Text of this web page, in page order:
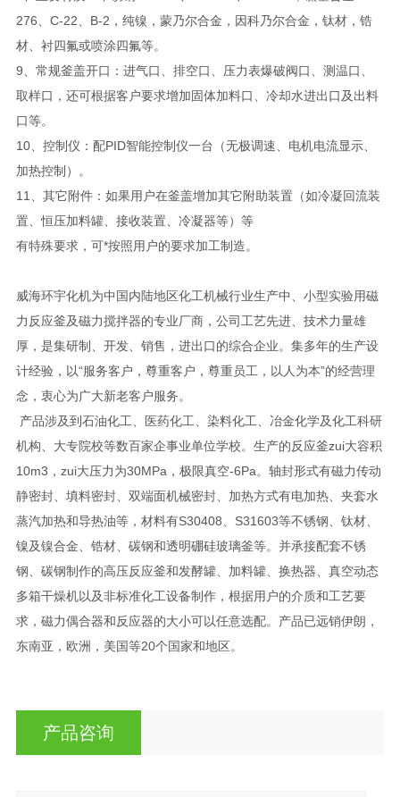
276、C-22、B-2，纯镍，蒙乃尔合金，因科乃尔合金，钛材，锆
材、衬四氟或喷涂四氟等。
9、常规釜盖开口：进气口、排空口、压力表爆破阀口、测温口、
取样口，还可根据客户要求增加固体加料口、冷却水进出口及出料
口等。
10、控制仪：配PID智能控制仪一台（无极调速、电机电流显示、
加热控制）。
11、其它附件：如果用户在釜盖增加其它附助装置（如冷凝回流装
置、恒压加料罐、接收装置、冷凝器等）等
有特殊要求，可*按照用户的要求加工制造。
威海环宇化机为中国内陆地区化工机械行业生产中、小型实验用磁
力反应釜及磁力搅拌器的专业厂商，公司工艺先进、技术力量雄
厚，是集研制、开发、销售，进出口的综合企业。集多年的生产设
计经验，以“服务客户，尊重客户，尊重员工，以人为本”的经营理
念，衷心为广大新老客户服务。
产品涉及到石油化工、医药化工、染料化工、冶金化学及化工科研
机构、大专院校等数百家企事业单位学校。生产的反应釜zui大容积
10m3，zui大压力为30MPa，极限真空-6Pa。轴封形式有磁力传动
静密封、填料密封、双端面机械密封、加热方式有电加热、夹套水
蒸汽加热和导热油等，材料有S30408、S31603等不锈钢、钛材、
镍及镍合金、锆材、碳钢和透明硼硅玻璃釜等。并承接配套不锈
钢、碳钢制作的高压反应釜和发酵罐、加料罐、换热器、真空动态
多箱干燥机以及非标准化工设备制作，根据用户的介质和工艺要
求，磁力偶合器和反应器的大小可以任意选配。产品已远销伊朗，
东南亚，欧洲，美国等20个国家和地区。
产品咨询